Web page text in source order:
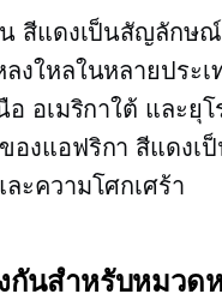
น สีแดงเป็นสัญลักษ
งใหลในหลายประเ
อ อเมริกาใต้ และยุ
องแอฟริกา สีแดงเ
ะความโศกเศร้า
กันสำหรับหมวด